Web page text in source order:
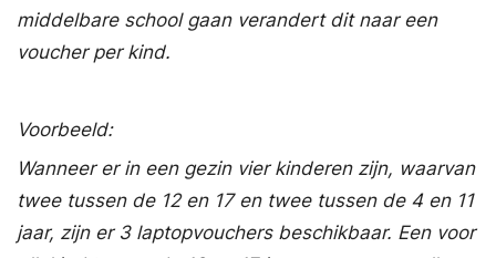
middelbare school gaan verandert dit naar een
voucher per kind.
Voorbeeld:
Wanneer er in een gezin vier kinderen zijn, waarvan
twee tussen de 12 en 17 en twee tussen de 4 en 11
jaar, zijn er 3 laptopvouchers beschikbaar. Een voor